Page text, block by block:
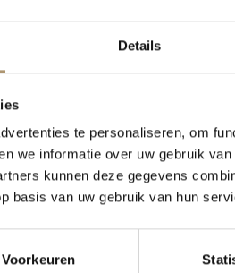
Details
te personaliseren, om
we informatie over uw gebruik
kunnen deze gegevens
basis van uw gebruik van hun
Voorkeuren
Blanc
€7,50